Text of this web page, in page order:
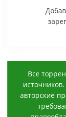
Все
авторские